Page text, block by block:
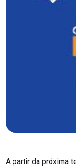
A partir da próxima